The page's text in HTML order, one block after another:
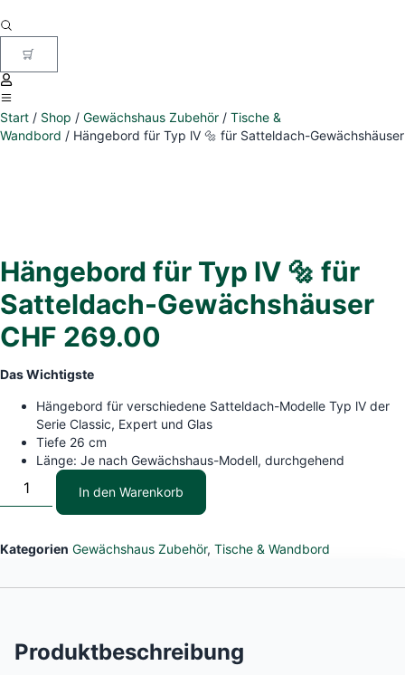
Start / Shop / Gewächshaus Zubehör / Tische &
Wandbord / Hängebord für Typ lV 🔩 für Satteldach-Gewächshäuser
Hängebord für Typ lV 🔩 für
Satteldach-Gewächshäuser
CHF 269.00
Das Wichtigste
Hängebord für verschiedene Satteldach-Modelle Typ lV der
Serie Classic, Expert und Glas
Tiefe 26 cm
Länge: Je nach Gewächshaus-Modell, durchgehend
In den Warenkorb
Kategorien Gewächshaus Zubehör, Tische & Wandbord
Produktbeschreibung